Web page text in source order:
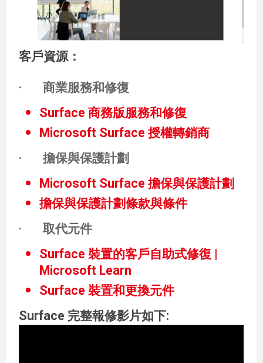
客戶資源：
· 商業服務和修復
Surface 商務版服務和修復
Microsoft Surface 授權轉銷商
· 擔保與保護計劃
Microsoft Surface擔保與保護計劃
擔保與保護計劃條款與條件
· 取代元件
Surface 裝置的客戶自助式修復 |
Microsoft Learn
Surface 裝置和更換元件
Surface 完整報修影片如下: